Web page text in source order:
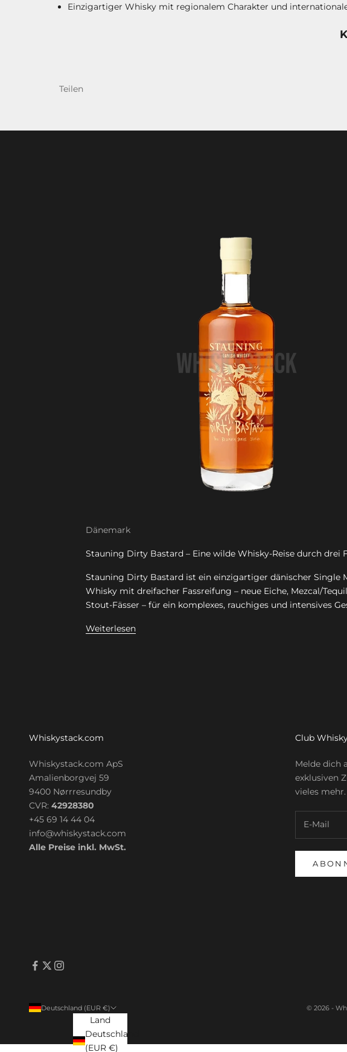
Einzigartiger Whisky mit regionalem Charakter und
Teilen
Dänemark
Stauning Dirty Bastard – Eine wilde Whisky-Reise durch drei
Stauning Dirty Bastard ist ein einzigartiger dänischer Single
Whisky mit dreifacher Fassreifung – neue Eiche, Mezcal/
Stout-Fässer – für ein komplexes, rauchiges und intensives
Weiterlesen
Whiskystack.com
Whiskystack.com ApS
Amalienborgvej 59
9400 Nørrresundby
CVR: 42928380
+45 69 14 44 04
info@whiskystack.com
Alle Preise inkl. MwSt.
Club
Melde dich
exklusiven
vieles mehr.
Deutschland (EUR €)
Land
Deutschland
(EUR €)
© 2026 -